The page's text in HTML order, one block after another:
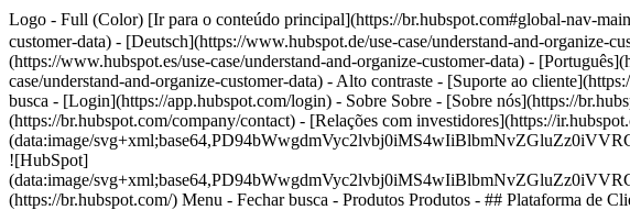
Logo - Full (Color) [Ir para o conteúdo principal](https://br.hubspot.com#global-nav-
customer-data) - [Deutsch](https://www.hubspot.de/use-case/understand-and-organize-
(https://www.hubspot.es/use-case/understand-and-organize-customer-data) -
case/understand-and-organize-customer-data) - Alto contraste - [Suporte ao
busca - [Login](https://app.hubspot.com/login) - Sobre Sobre - [Sobre nós](https://
(https://br.hubspot.com/company/contact) - [Relações com investidores](https://
(data:image/
![HubSpot]
(data:image/
(https://br.hubspot.com/) Menu - Fechar busca - Produtos Produtos - ## Plataforma de